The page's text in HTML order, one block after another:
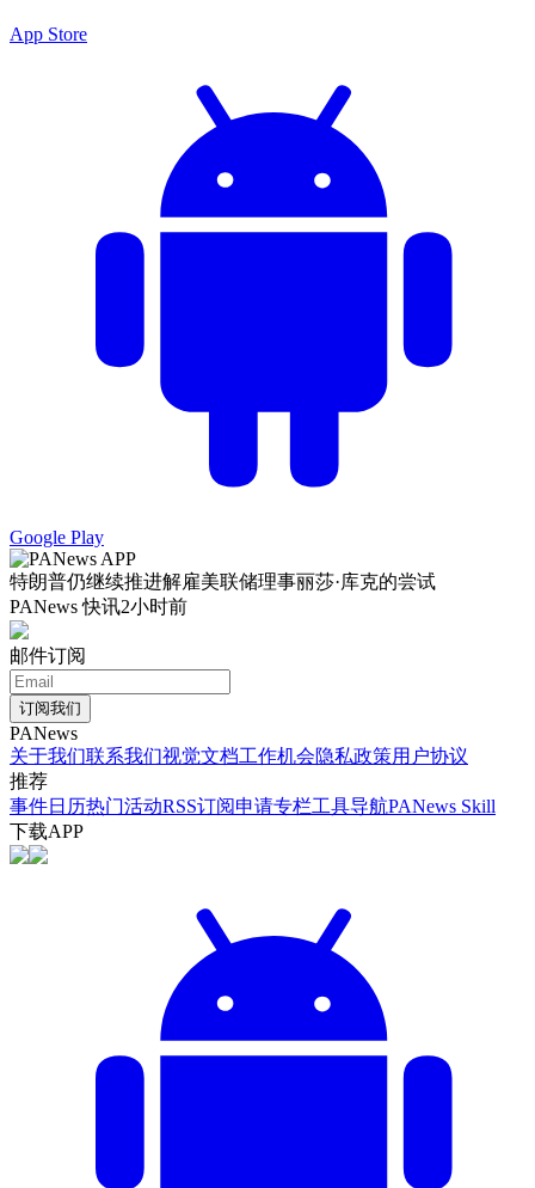
App Store
Google Play
特朗普仍继续推进解雇美联储理事丽莎·库克的尝试
PANews 快讯2小时前
邮件订阅
订阅我们
PANews
关于我们联系我们视觉文档工作机会隐私政策用户协议
推荐
事件日历热门活动RSS订阅申请专栏工具导航PANews Skill
下载APP